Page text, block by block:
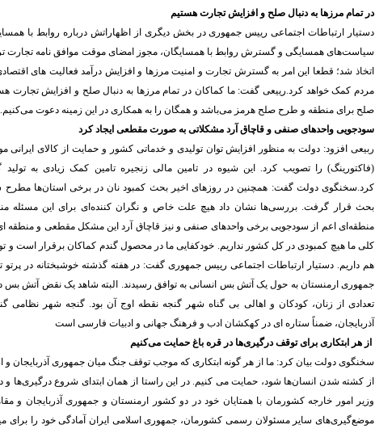
در تمام مرزها به دنبال صلح و افزایش تجارت هستیم
دستیار ارتباطات اجتماعی رییس جمهوری در بخش دیگری از اظهاراتش درباره روابط با
سیاست‌های همسایگی و گسترش روابط با همسایگان، مجوز امضای موقت موافق نامه تجارت
اتخاذ شد؛ قطعا این امر به گسترش تجارت و امنیت مرزها و افزایش درآمد فعالیت های
مردم کمک خواهد کرد.رییعی گفت: ما کماکان در تمام مرزها به دنبال صلح و افزایش تجارت
صلح برای منطقه و طرح صلح هرمز می‌باشد و همگان را به همکاری در این زمینه دعوت می‌کنیم.
سودجویی واحدهای صنفی و قاچاق آرد مشکلاتی به صورت مقطعی ایجاد کرد
ربیعی افزود: دولت به منظور افزایش توان تولیدی و خدماتی کشور و حمایت از کالای ایرانی
(فاکتورینگ) را تصویب کرد. این شیوه در تامین مالی زنجیره تامین کمک زیادی به
کرد.سخنگوی دولت گفت: همچنین در روزهای اخیر بحث کمبود نان در برخی استان‌ها مطرح
بحث قرار گرفت. بررسی‌ها نشان داد هیچ علت خاص و نگران کننده‌ای برای این مسئله
منطقه‌ای اعم از سودجویی برخی واحدهای صنفی و نیز قاچاق آرد این مشکل مقطعی و منطقه
کلی ما هیچ کمبودی در کل کشور نداریم. خودکفایی ما در محصول گندم کماکان برقرار است و
هم داریم. دستیار ارتباطات اجتماعی رییس جمهوری گفت: در هفته گذشته خوشبختانه در پرتو
جمهوری ارمنستان به حول یک آتش بس انسانی به توافق رسیدند. البته شاهد یک نقض آتش بس
تعدادی از زنان، کودکان و اهالی بی گناه شهر گنجه نقطه اوج آن بود. گنجه شهر
آذربایجان، ضمناً ستاره ای در کهکشان ادب و فرهنگ جهانی و ادبیات فارسی است
از هر ابتکاری برای توقف درگیری‌ها در قره باغ حمایت می‌کنیم
سخنگوی دولت بیان کرد: ما از هر گونه ابتکاری که موجب توقف جنگ میان جمهوری آذربایجان
از کشته شدن انسان‌ها شود، حمایت می کنیم. در این راستا از همان ابتدای شروع
وزیر امور خارجه کشورمان با همتایان خود در دو کشور ارمنستان و جمهوری آذربایجان و
موضع‌گیری‌های سایر مسئولان رسمی کشورمان، جمهوری اسلامی ایران آمادگی خود را